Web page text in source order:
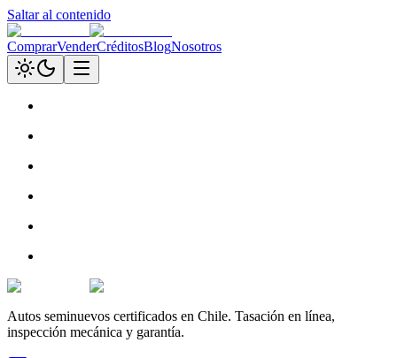
Saltar al contenido
ComprarVenderCréditosBlogNosotros
Autos seminuevos certificados en Chile. Tasación en línea,
inspección mecánica y garantía.